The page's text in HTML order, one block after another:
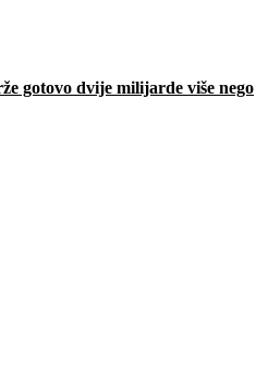
gotovo dvije milijarde više nego